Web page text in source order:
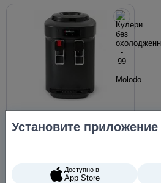
Кулер для воды HotFrost
D65FN черный, без
охлаждения
Установите приложение
Доступно в
App Store